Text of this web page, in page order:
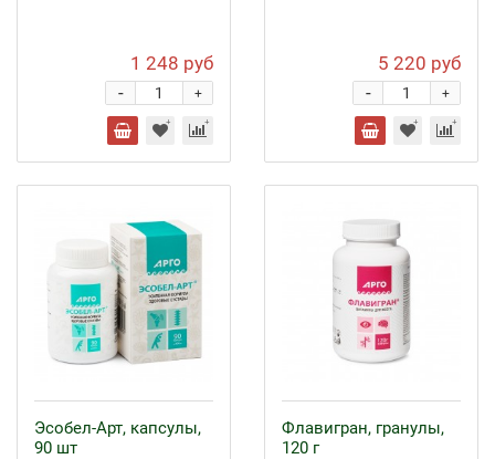
1 248 руб
+
-
5 220 руб
+
-
Эсобел-Арт, капсулы,
90 шт
Флавигран, гранулы,
120 г